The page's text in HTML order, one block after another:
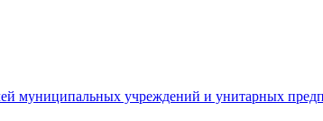
муниципальных учреждений и унитарных